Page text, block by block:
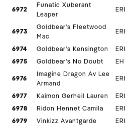
6972
Funatic Xuberant
Leaper
ERI
6973
Goldbear's Fleetwood
Mac
ERI
6974 Goldbear's Kensington ERI
6975
Goldbear's No Doubt EH
6976
Imagine Dragon Av Lee
Armand
ERI
6977 Kaimon Gerheil Lauren
ERI
6978
Ridon Hennet Camila
ERI
6979
Vinkizz Avantgarde ERI